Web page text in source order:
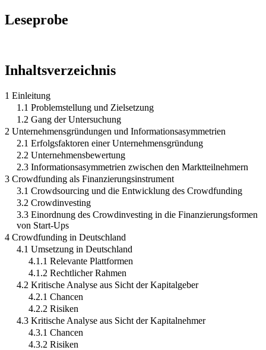
Leseprobe
Inhaltsverzeichnis
1 Einleitung
1.1 Problemstellung und Zielsetzung
1.2 Gang der Untersuchung
2 Unternehmensgründungen und Informationsasymmetrien
2.1 Erfolgsfaktoren einer Unternehmensgründung
2.2 Unternehmensbewertung
2.3 Informationsasymmetrien zwischen den Marktteilnehmern
3 Crowdfunding als Finanzierungsinstrument
3.1 Crowdsourcing und die Entwicklung des Crowdfunding
3.2 Crowdinvesting
3.3 Einordnung des Crowdinvesting in die Finanzierungsformen
von Start-Ups
4 Crowdfunding in Deutschland
4.1 Umsetzung in Deutschland
4.1.1 Relevante Plattformen
4.1.2 Rechtlicher Rahmen
4.2 Kritische Analyse aus Sicht der Kapitalgeber
4.2.1 Chancen
4.2.2 Risiken
4.3 Kritische Analyse aus Sicht der Kapitalnehmer
4.3.1 Chancen
4.3.2 Risiken